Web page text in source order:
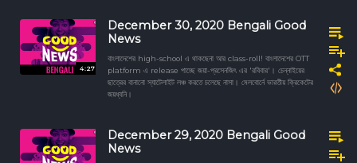
4:27
December 30, 2020 Bengali Good
News
বাংলাদেশের high-school এ থাকছেনা আর class-roll! বাংলাদেশের OTT
platform এ release পাচ্ছে জয়া-প্রসেনজিৎ এর 'রবিবার'। চেন্নাইয়ের
ছাত্রের বানানো স্যাটেলাইট লঞ্চ করতে চলেছে নাসা। মেলবোর্নে ভারতীয় ক্রিকেটের
জয়ধ্বনি।
December 29, 2020 Bengali Good
News